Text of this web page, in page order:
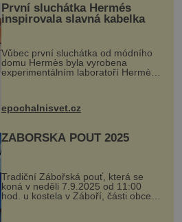
První sluchátka Hermés
inspirovala slavná kabelka
Vůbec první sluchátka od módního
domu Hermès byla vyrobena
experimentálním laboratoří Hermès
kovový...
epochalnisvet.cz
ZÁBOŘSKÁ POUŤ 2025
Tradiční Zábořská pouť, která se
koná v neděli 7.9.2025 od 11:00
hod. u kostela v Záboří, části obce
Kly u Mělníka. V programu naleznete
komentovanou prohlídku kostela,